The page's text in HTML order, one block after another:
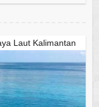
Laut Kalimantan